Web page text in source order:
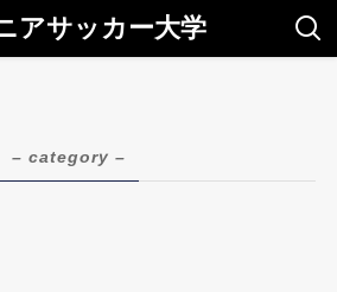
アサッカー大学
– category –